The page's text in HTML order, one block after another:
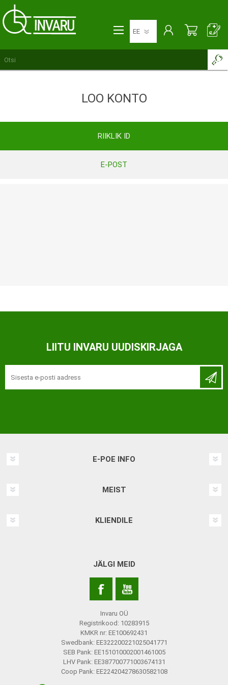
LOO KONTO
RIIKLIK ID
E-POST
LIITU INVARU UUDISKIRJAGA
E-POE INFO
MEIST
KLIENDILE
JÄLGI MEID
Invaru OÜ
Registrikood: 10283915
KMKR nr: EE100692431
Swedbank: EE322200221025041771
SEB Pank: EE151010002001461005
LHV Pank: EE387700771003674131
Coop Pank: EE224204278630582108